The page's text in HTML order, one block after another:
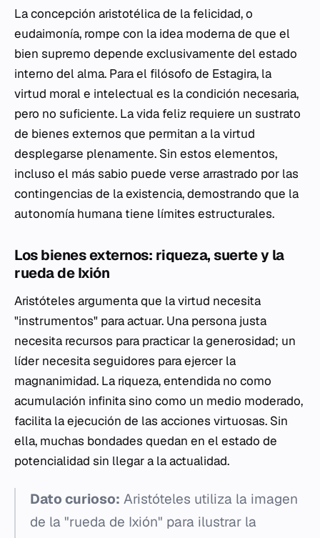
La concepción aristotélica de la felicidad, o
eudaimonía, rompe con la idea moderna de que el
bien supremo depende exclusivamente del estado
interno del alma. Para el filósofo de Estagira, la
virtud moral e intelectual es la condición necesaria,
pero no suficiente. La vida feliz requiere un sustrato
de bienes externos que permitan a la virtud
desplegarse plenamente. Sin estos elementos,
incluso el más sabio puede verse arrastrado por las
contingencias de la existencia, demostrando que la
autonomía humana tiene límites estructurales.
Los bienes externos: riqueza, suerte y la
rueda de Ixión
Aristóteles argumenta que la virtud necesita
"instrumentos" para actuar. Una persona justa
necesita recursos para practicar la generosidad; un
líder necesita seguidores para ejercer la
magnanimidad. La riqueza, entendida no como
acumulación infinita sino como un medio moderado,
facilita la ejecución de las acciones virtuosas. Sin
ella, muchas bondades quedan en el estado de
potencialidad sin llegar a la actualidad.
Dato curioso: Aristóteles utiliza la imagen
de la "rueda de Ixión" para ilustrar la